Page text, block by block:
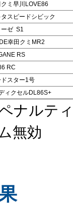
ミ早川LOVE86
タスピードシビック
ーゼ S1
幸田クミMR2
RS
RC
ドスター1号
ィクセルDL86S+
ナルテ
無効